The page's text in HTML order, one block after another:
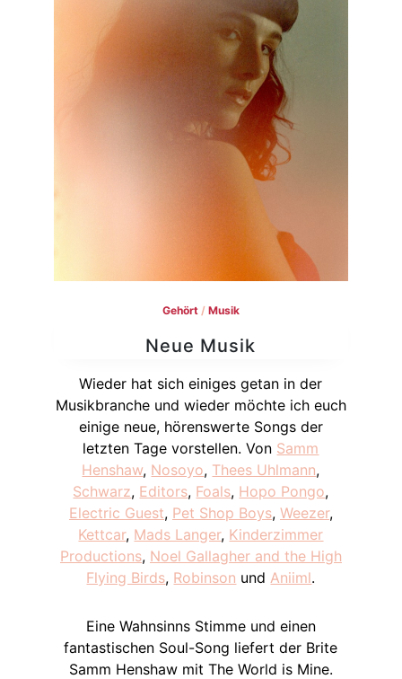
Gehört/ Musik
Neue Musik
Wieder hat sich einiges getan in der
Musikbranche und wieder möchte ich euch
einige neue, hörenswerte Songs der
letzten Tage vorstellen. Von Samm
Henshaw, Nosoyo, Thees Uhlmann,
Schwarz, Editors, Foals, Hopo Pongo,
Electric Guest, Pet Shop Boys, Weezer,
Kettcar, Mads Langer, Kinderzimmer
Productions, Noel Gallagher and the High
Flying Birds, Robinson und Aniiml.
Eine Wahnsinns Stimme und einen
fantastischen Soul-Song liefert der Brite
Samm Henshaw mit The World is Mine.